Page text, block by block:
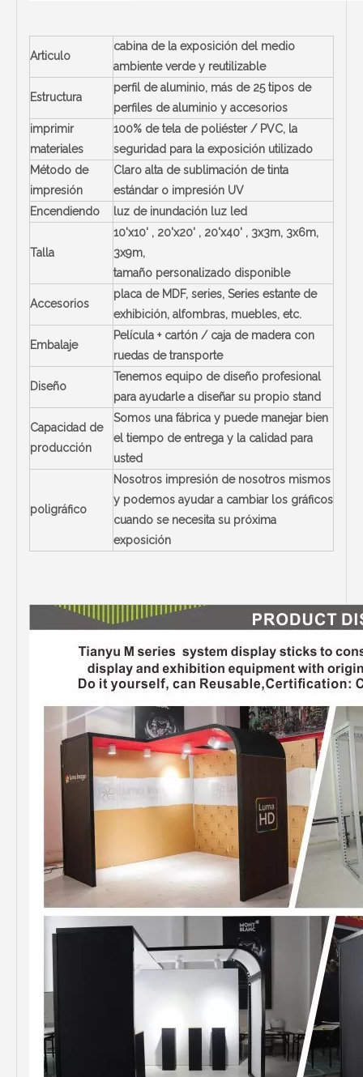
Articulo
cabina de la exposición del medio
ambiente verde y reutilizable
Estructura
perfil de aluminio, más de 25 tipos de
perfiles de aluminio y accesorios
imprimir
materiales
100% de tela de poliéster / PVC, la
seguridad para la exposición utilizado
Método de
impresión
Claro alta de sublimación de tinta
estándar o impresión UV
Encendiendo
luz de inundación luz led
Talla
10'x10' , 20'x20' , 20'x40' , 3x3m, 3x6m,
3x9m,
tamaño personalizado disponible
Accesorios
placa de MDF, series, Series estante de
exhibición, alfombras, muebles, etc.
Embalaje
Película + cartón / caja de madera con
ruedas de transporte
Diseño
Tenemos equipo de diseño profesional
para ayudarle a diseñar su propio stand
Capacidad de
producción
Somos una fábrica y puede manejar bien
el tiempo de entrega y la calidad para
usted
poligráfico
Nosotros impresión de nosotros mismos
y podemos ayudar a cambiar los gráficos
cuando se necesita su próxima
exposición